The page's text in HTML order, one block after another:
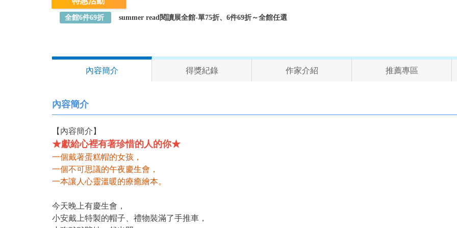
全館6件69折 summer read閱讀展全館-單75折、6件69折～全館任選
內容簡介 得獎紀錄 作家介紹 推薦專區
內容簡介
【內容簡介】
★獻給心裡有著珍惜的人的你★
一個戴著蛋糕帽的女孩，
一個不可思議的午夜慶生會，
一本讓人心靈溫暖的療癒繪本。
今天晚上有慶生會，
小安戴上特製的帽子、禮物裝滿了手推車，